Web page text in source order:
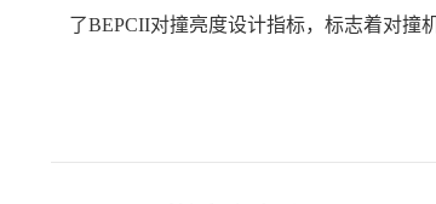
了BEPCII对撞亮度设计指标，标志着对撞